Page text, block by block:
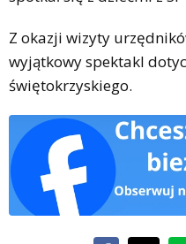
Z okazji wizyty
wyjątkowy spektakl
świętokrzyskiego.